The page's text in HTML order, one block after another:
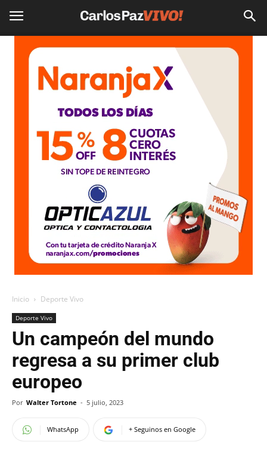
Inicio Deporte Vivo
Deporte Vivo
Un campeón del mundo
regresa a su primer club
europeo
Por Walter Tortone - 5 julio, 2023
WhatsApp + Seguinos en Google